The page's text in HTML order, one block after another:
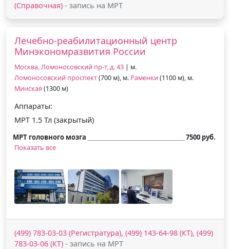
(Справочная) - запись на МРТ
Лечебно-реабилитационный центр
Минэкономразвития России
Москва, Ломоносовский пр-т, д. 43 | м.
Ломоносовский проспект(700 м), м. Раменки (1100 м), м.
Минская (1300 м)
Аппараты:
МРТ 1.5 Тл (закрытый)
МРТ головного мозга
7500 руб.
Показать все
(499) 783-03-03 (Регистратура), (499) 143-64-98 (КТ), (499)
783-03-06 (КТ) - запись на МРТ